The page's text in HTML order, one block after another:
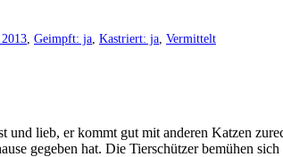
Geimpft: ja Kastriert: ja Vermittelt
und lieb, er kommt gut mit anderen Katzen
gegeben hat. Die Tierschützer bemühen